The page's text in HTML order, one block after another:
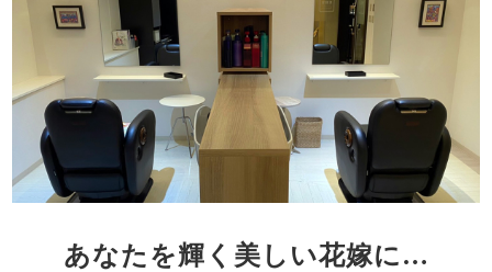
あなたを輝く美しい花嫁に…